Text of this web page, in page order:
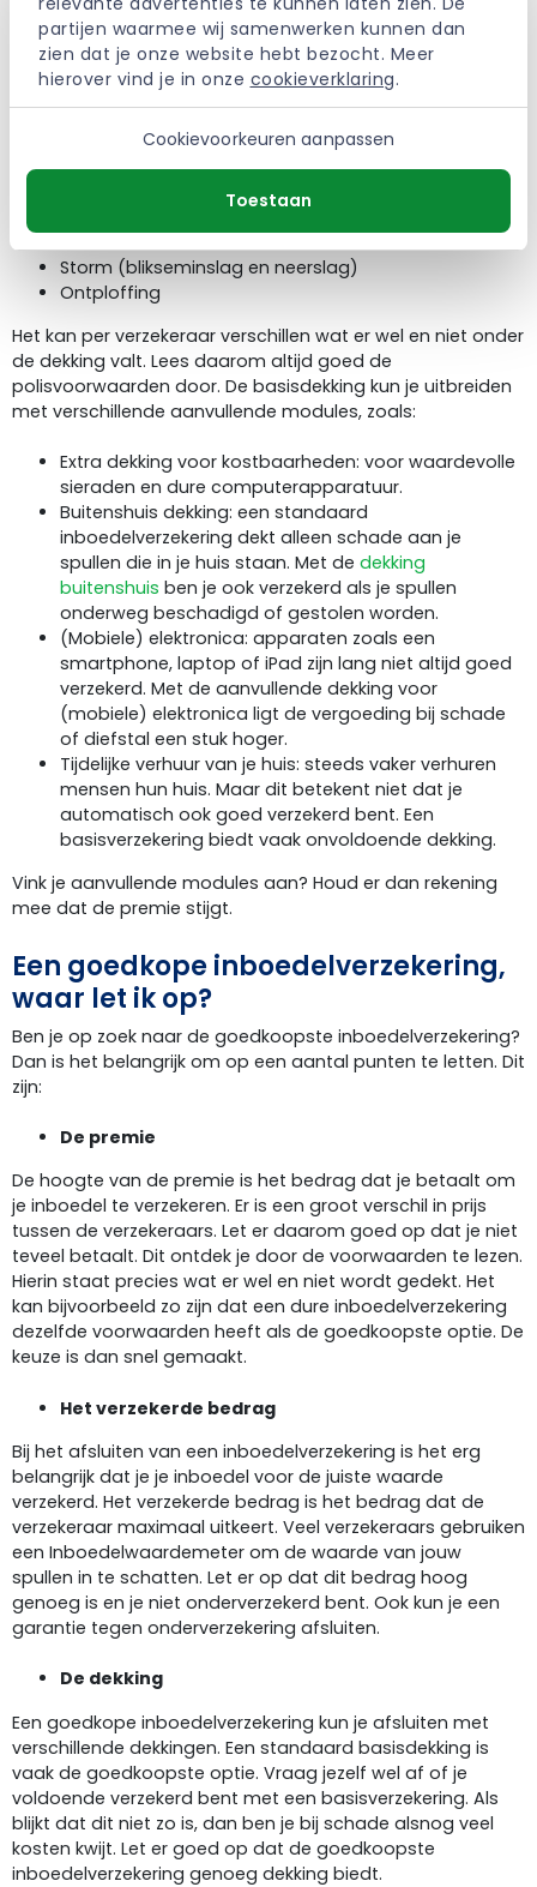
partijen waarmee wij samenwerken kunnen dan
zien dat je onze website hebt bezocht. Meer
hierover vind je in onze cookieverklaring.
Cookievoorkeuren aanpassen
Toestaan
waar en hoe je je inboedel goedkoop kunt verzekeren. Je
kunt een inboedelverzekering afsluiten bij vrijwel iedere
verzekeraar. Wil je je inboedel goedkoop verzekeren? Dan
kies je voor een inboedelverzekering met alleen een
basisdekking. Dit is vaak de goedkoopste optie. Deze
verzekering dekt onder andere schade door:
Storm (blikseminslag en neerslag)
Ontploffing
Het kan per verzekeraar verschillen wat er wel en niet onder
de dekking valt. Lees daarom altijd goed de
polisvoorwaarden door. De basisdekking kun je uitbreiden
met verschillende aanvullende modules, zoals:
Extra dekking voor kostbaarheden: voor waardevolle
sieraden en dure computerapparatuur.
Buitenshuis dekking: een standaard
inboedelverzekering dekt alleen schade aan je
spullen die in je huis staan. Met de dekking
buitenshuis ben je ook verzekerd als je spullen
onderweg beschadigd of gestolen worden.
(Mobiele) elektronica: apparaten zoals een
smartphone, laptop of iPad zijn lang niet altijd goed
verzekerd. Met de aanvullende dekking voor
(mobiele) elektronica ligt de vergoeding bij schade
of diefstal een stuk hoger.
Tijdelijke verhuur van je huis: steeds vaker verhuren
mensen hun huis. Maar dit betekent niet dat je
automatisch ook goed verzekerd bent. Een
basisverzekering biedt vaak onvoldoende dekking.
Vink je aanvullende modules aan? Houd er dan rekening
mee dat de premie stijgt.
Een goedkope inboedelverzekering,
waar let ik op?
Ben je op zoek naar de goedkoopste inboedelverzekering?
Dan is het belangrijk om op een aantal punten te letten. Dit
zijn:
De premie
De hoogte van de premie is het bedrag dat je betaalt om
je inboedel te verzekeren. Er is een groot verschil in prijs
tussen de verzekeraars. Let er daarom goed op dat je niet
teveel betaalt. Dit ontdek je door de voorwaarden te lezen.
Hierin staat precies wat er wel en niet wordt gedekt. Het
kan bijvoorbeeld zo zijn dat een dure inboedelverzekering
dezelfde voorwaarden heeft als de goedkoopste optie. De
keuze is dan snel gemaakt.
Het verzekerde bedrag
Bij het afsluiten van een inboedelverzekering is het erg
belangrijk dat je je inboedel voor de juiste waarde
verzekerd. Het verzekerde bedrag is het bedrag dat de
verzekeraar maximaal uitkeert. Veel verzekeraars gebruiken
een Inboedelwaardemeter om de waarde van jouw
spullen in te schatten. Let er op dat dit bedrag hoog
genoeg is en je niet onderverzekerd bent. Ook kun je een
garantie tegen onderverzekering afsluiten.
De dekking
Een goedkope inboedelverzekering kun je afsluiten met
verschillende dekkingen. Een standaard basisdekking is
vaak de goedkoopste optie. Vraag jezelf wel af of je
voldoende verzekerd bent met een basisverzekering. Als
blijkt dat dit niet zo is, dan ben je bij schade alsnog veel
kosten kwijt. Let er goed op dat de goedkoopste
inboedelverzekering genoeg dekking biedt.